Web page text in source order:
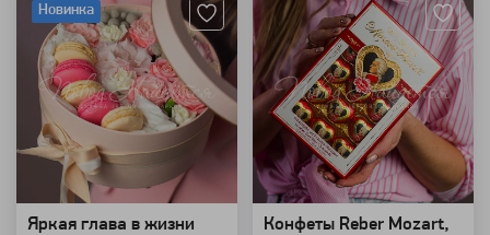
Новинка
Яркая глава в жизни
Конфеты Reber Mozart,